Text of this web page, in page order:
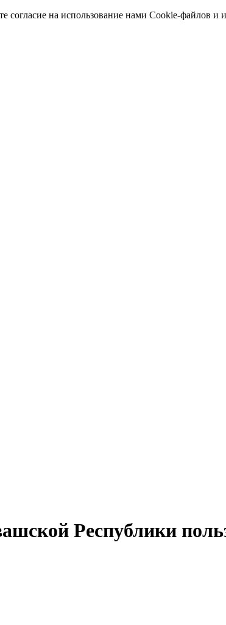
согласие на использование нами Cookie-файлов
Республики